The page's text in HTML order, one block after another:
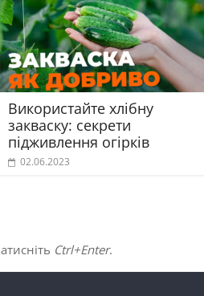
Використайте хлібну
закваску: секрети
підживлення огірків
02.06.2023
Ctrl+Enter.